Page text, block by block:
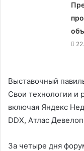
Выставочный
Свои технологии и
включая Яндекс
DDX, Атлас
За четыре дня